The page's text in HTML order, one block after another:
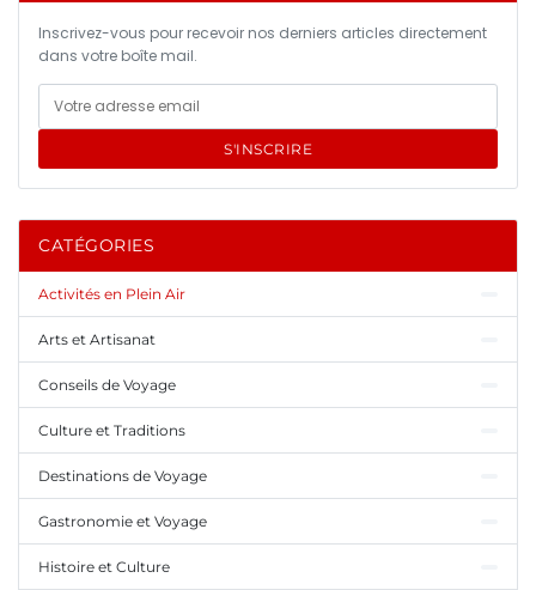
Inscrivez-vous pour recevoir nos derniers articles directement
dans votre boîte mail.
S'INSCRIRE
CATÉGORIES
Activités en Plein Air
Arts et Artisanat
Conseils de Voyage
Culture et Traditions
Destinations de Voyage
Gastronomie et Voyage
Histoire et Culture